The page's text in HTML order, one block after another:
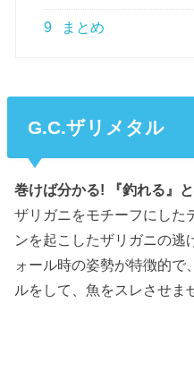
9 まとめ
G.C.ザリメタル
巻けば分かる! 『釣れる』
ザリガニをモチーフにした
ンを起こしたザリガニの逃
ォール時の姿勢が特徴的で
ルをして、魚をスレさせま